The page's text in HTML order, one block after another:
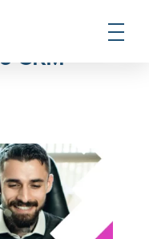
un
CRM